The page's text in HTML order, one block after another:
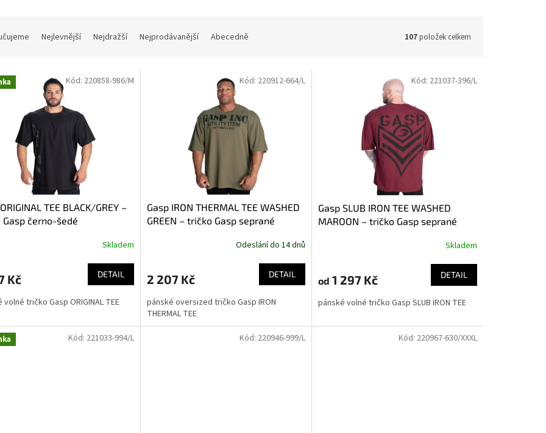
Nejlevnější Nejdražší Nejprodávanější Abecedně 107položek celkem
TEE BLACK/GREY –
černo-šedé
Skladem
Kč DETAIL
volné tričko Gasp ORIGINAL TEE
Kód: 220858-986/M
Gasp IRON THERMAL TEE WASHED
GREEN – tričko Gasp seprané
Odeslání do 14 dnů
2 207 Kč DETAIL
pánské oversized tričko Gasp IRON
THERMAL TEE
Kód: 220912-664/L
Gasp SLUB IRON TEE WASHED
MAROON – tričko Gasp seprané
Skladem
od 1 297 Kč DETAIL
pánské volné tričko Gasp SLUB IRON TEE
Kód: 221037-396/L
Kód: 221033-994/L Kód: 220946-999/L Kód: 220967-630/XXXL